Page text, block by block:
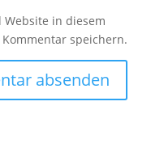
Website in diesem
speichern.